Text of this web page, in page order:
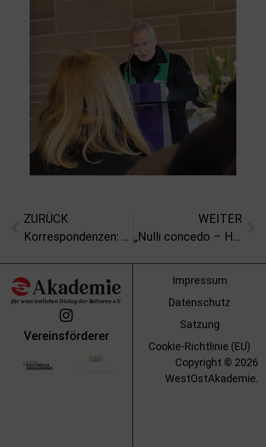
ZURÜCK
Korrespondenzen: Philosophie, Kunst und Wissenschaft im Dialog – Gedenkschrift für Reinhard Knodt (1951-2022)
WEITER
„Nulli concedo – Homo per se!“ Bilder und Texte im westöstlichen Zwischenraum
Vereinsförderer
Impressum
Datenschutz
Satzung
Cookie-Richtlinie (EU)
Copyright © 2026
WestOstAkademie.